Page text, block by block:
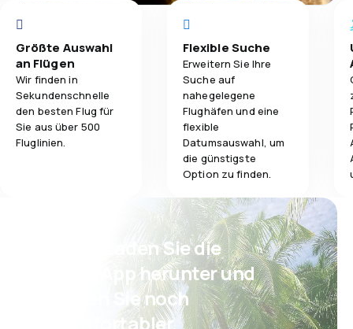
Größte Auswahl
an Flügen
Wir finden in
Sekundenschnelle
den besten Flug für
Sie aus über 500
Fluglinien.
Flexible Suche
Erweitern Sie Ihre
Suche auf
nahegelegene
Flughäfen und eine
flexible
Datumsauswahl, um
die günstigste
Option zu finden.
Psst! Laden Sie die
eSky App herunter und
reisen Sie noch
komfortabler.